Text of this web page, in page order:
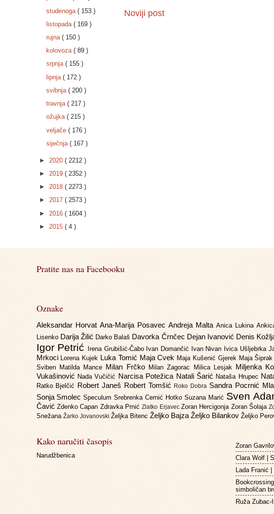
Noviji post
studenoga ( 153 )
listopada ( 169 )
rujna ( 150 )
kolovoza ( 89 )
srpnja ( 155 )
lipnja ( 172 )
svibnja ( 200 )
travnja ( 217 )
ožujka ( 215 )
veljače ( 176 )
siječnja ( 167 )
► 2020 ( 2212 )
► 2019 ( 2352 )
► 2018 ( 2273 )
► 2017 ( 2573 )
► 2016 ( 1604 )
► 2015 ( 4 )
Pratite nas na Facebooku
Oznake
Aleksandar Horvat Ana-Marija Posavec Andreja Malta Anica Lukina
Lisenko Darija Žilić Darko Balaš Davorka Črnčec Dejan Ivanović Denis
Igor Petrić Irena Grubišić-Čabo Ivan Domančić Ivan Nivan Ivica Ušljebrka
Mrkoci Lorena Kujek Luka Tomić Maja Cvek Maja Kušenić Gjerek Maja Šiprak
Sviben Matilda Mance Milan Frčko Milan Zagorac Milica Lesjak Miljenka
Vukašinović Nada Vučičić Narcisa Potežica Natali Šarić Nataša Hrupec
Ratko Bjelčić Robert Janeš Robert Tomšić Roko Dobra Sandra Pocrnić
Sonja SmolecSpeculumSrebrenka Cernić Hotko Suzana Marić Sven
Čavić Zdenko Capan Zdravka PrnićZlatko Erjavec Zoran Hercigonja Zoran Šolaja
Snežana Žarko Jovanovski Željka Bitenc Željko BajzaŽeljko Bilankov Željko
Kako naručiti časopis
Narudžbenica
Zoran
Clara Wolf |
Lada Franić
simboličan
Ruža